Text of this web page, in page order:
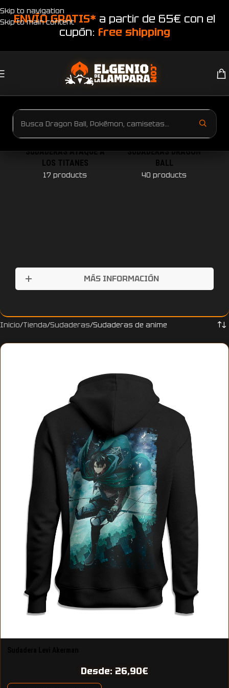
Skip to navigation
Skip to main content
ENVÍO GRATIS* a partir de 65€ con el
cupón: free shipping
SUDADERAS ATAQUE A
LOS TITANES
17 products
SUDADERAS DRAGON
BALL
40 products
MÁS INFORMACIÓN
Inicio Tienda Sudaderas Sudaderas de anime
Desde: 26,90€